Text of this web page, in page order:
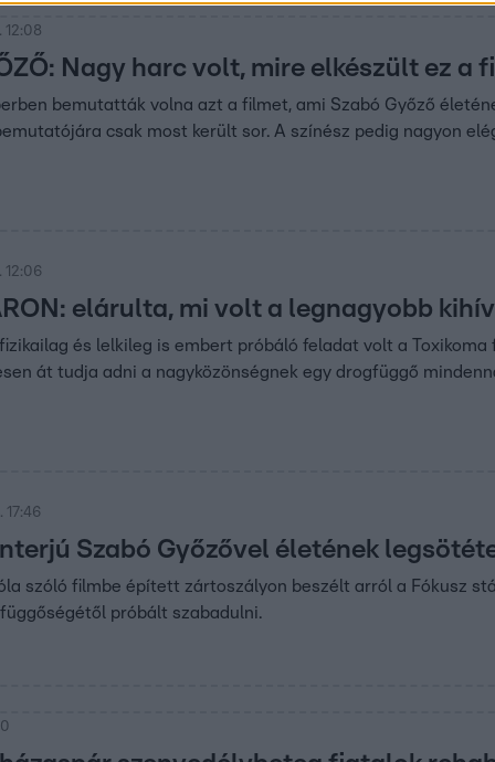
12:08
Nagy harc volt, mire elkészült ez a
bemutatták volna azt a filmet, ami Szabó Győző
csak most került sor. A színész pedig nagyon
12:06
elárulta, mi volt a legnagyobb
és lelkileg is embert próbáló feladat volt a
át tudja adni a nagyközönségnek egy drogfüggő
17:46
Szabó Győzővel életének
szóló filmbe épített zártoszályon beszélt arról a Fókusz
próbált szabadulni.